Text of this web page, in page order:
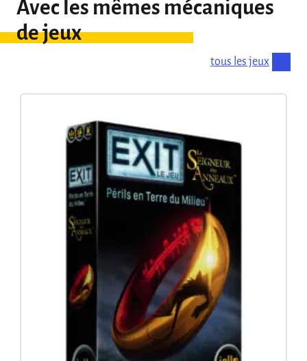
Avec les mêmes mécaniques
de jeux
tous les jeux